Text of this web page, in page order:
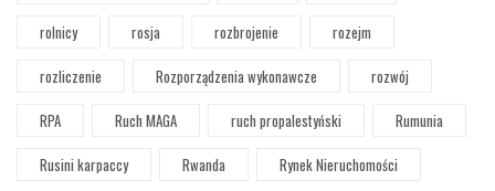
rolnicy
rosja rozbrojenie
rozejm
rozliczenie
Rozporządzenia wykonawcze
rozwój
RPA
Ruch MAGA ruch propalestyński
Rumunia
Rusini karpaccy
Rwanda
Rynek Nieruchomości